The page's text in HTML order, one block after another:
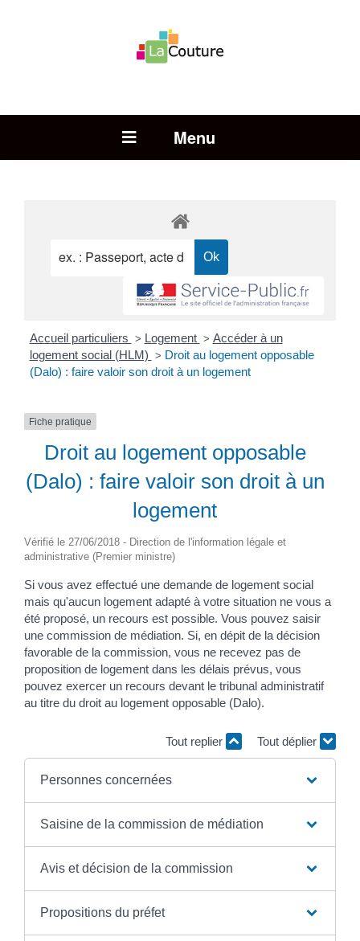
Open Menu
Accueil particuliers > Logement > Accéder à un
logement social (HLM) > Droit au logement opposable
(Dalo) : faire valoir son droit à un logement
Fiche pratique
Droit au logement opposable
(Dalo) : faire valoir son droit à un
logement
Vérifié le 27/06/2018 - Direction de l'information légale et
administrative (Premier ministre)
Si vous avez effectué une demande de logement social
mais qu'aucun logement adapté à votre situation ne vous a
été proposé, un recours est possible. Vous pouvez saisir
une commission de médiation. Si, en dépit de la décision
favorable de la commission, vous ne recevez pas de
proposition de logement dans les délais prévus, vous
pouvez exercer un recours devant le tribunal administratif
au titre du droit au logement opposable (Dalo).
Tout replier Tout déplier
Personnes concernées
Saisine de la commission de médiation
Avis et décision de la commission
Propositions du préfet